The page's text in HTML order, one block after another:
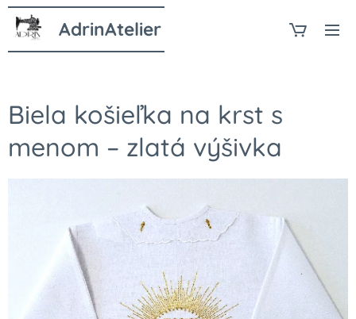
AdrinAtelier
Biela košieľka na krst s
menom – zlatá výšivka